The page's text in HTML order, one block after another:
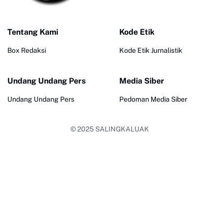
Tentang Kami
Box Redaksi
Kode Etik
Kode Etik Jurnalistik
Undang Undang Pers
Undang Undang Pers
Media Siber
Pedoman Media Siber
© 2025 SALINGKALUAK